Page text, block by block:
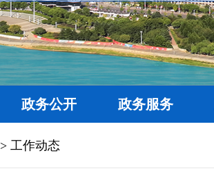
政务公开 政务服务
> 工作动态